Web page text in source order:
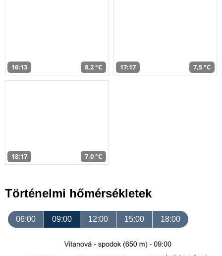
16:13 8,2 °C 17:17 7,5 °C
18:17 7,0 °C
Történelmi hőmérsékletek
06:00 09:00 12:00 15:00 18:00